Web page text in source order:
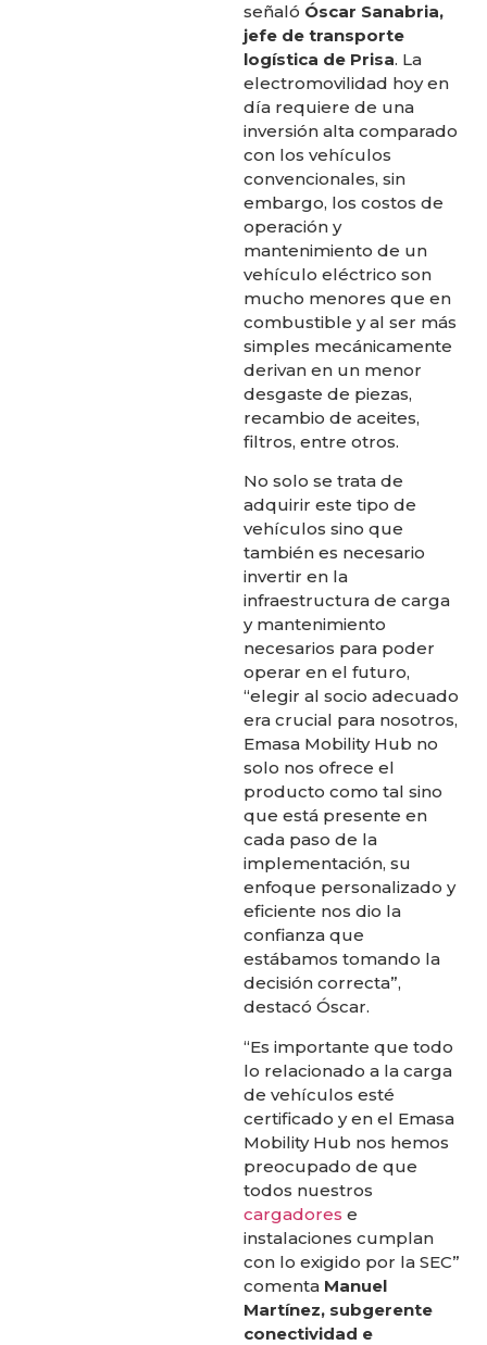
señaló Óscar Sanabria,
jefe de transporte
logística de Prisa. La
electromovilidad hoy en
día requiere de una
inversión alta comparado
con los vehículos
convencionales, sin
embargo, los costos de
operación y
mantenimiento de un
vehículo eléctrico son
mucho menores que en
combustible y al ser más
simples mecánicamente
derivan en un menor
desgaste de piezas,
recambio de aceites,
filtros, entre otros.
No solo se trata de
adquirir este tipo de
vehículos sino que
también es necesario
invertir en la
infraestructura de carga
y mantenimiento
necesarios para poder
operar en el futuro,
“elegir al socio adecuado
era crucial para nosotros,
Emasa Mobility Hub no
solo nos ofrece el
producto como tal sino
que está presente en
cada paso de la
implementación, su
enfoque personalizado y
eficiente nos dio la
confianza que
estábamos tomando la
decisión correcta”,
destacó Óscar.
“Es importante que todo
lo relacionado a la carga
de vehículos esté
certificado y en el Emasa
Mobility Hub nos hemos
preocupado de que
todos nuestros
cargadores e
instalaciones cumplan
con lo exigido por la SEC”
comenta Manuel
Martínez, subgerente
conectividad e